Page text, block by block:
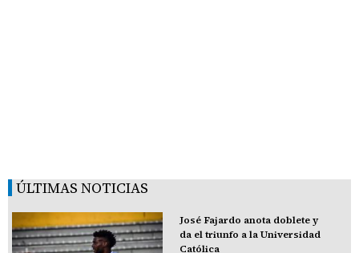
ÚLTIMAS NOTICIAS
José Fajardo anota doblete y
da el triunfo a la Universidad
Católica